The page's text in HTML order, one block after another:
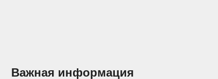
Важная информация